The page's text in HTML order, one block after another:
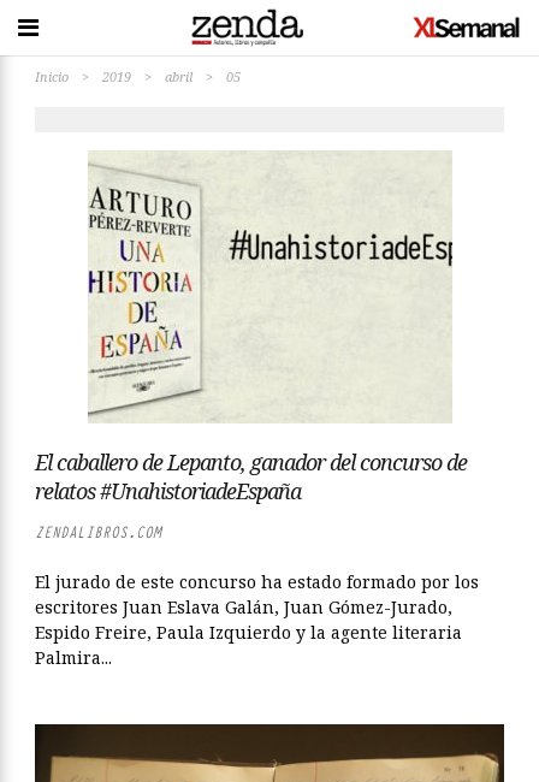
Inicio > 2019 > abril > 05
El caballero de Lepanto, ganador del concurso de
relatos #UnahistoriadeEspaña
ZENDALIBROS.COM
El jurado de este concurso ha estado formado por los
escritores Juan Eslava Galán, Juan Gómez-Jurado,
Espido Freire, Paula Izquierdo y la agente literaria
Palmira...